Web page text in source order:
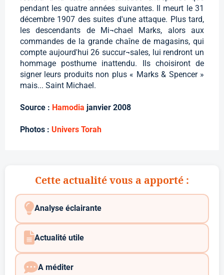
pendant les quatre années suivantes. Il meurt le 31
décembre 1907 des suites d'une attaque. Plus tard,
les descendants de Mi¬chael Marks, alors aux
commandes de la grande chaîne de magasins, qui
compte aujourd'hui 26 succur¬sales, lui rendront un
hommage posthume inattendu. Ils choisiront de
signer leurs produits non plus « Marks & Spencer »
mais... Saint Michael.
Source : Hamodia janvier 2008
Photos : Univers Torah
Cette actualité vous a apporté :
Analyse éclairante
Actualité utile
A méditer